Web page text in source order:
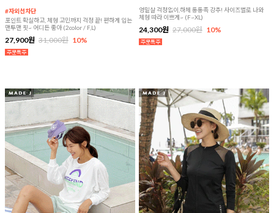
#자외선차단
포인트 확실하고, 체형 고민까지 걱정 끝! 편하게 입는
맨투맨 핏~ 어디든 좋아 (2color / F,L)
27,900원 31,000원 10%
엉밑살 걱정없이,하체 통통족 강추! 사이즈별로 나와
체형 따라 이쁘게~ (F~XL)
24,300원 27,000원 10%